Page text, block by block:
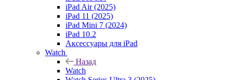
iPad Air (2025)
iPad 11 (2025)
iPad Mini 7 (2024)
iPad 10.2
Аксессуары для iPad
Watch
Назад
Watch